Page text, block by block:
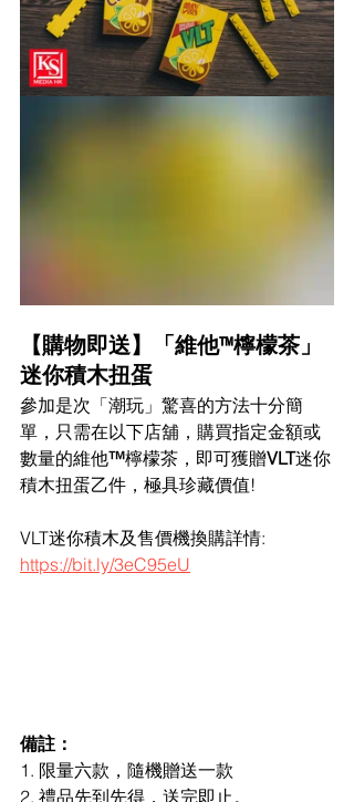
【購物即送】「維他™檸檬茶」
迷你積木扭蛋
參加是次「潮玩」驚喜的方法十分簡
單，只需在以下店舖，購買指定金額或
數量的維他™檸檬茶，即可獲贈VLT迷你
積木扭蛋乙件，極具珍藏價值!
VLT迷你積木及售價機換購詳情:
https://bit.ly/3eC95eU
備註：
1. 限量六款，隨機贈送一款
2. 禮品先到先得，送完即止。